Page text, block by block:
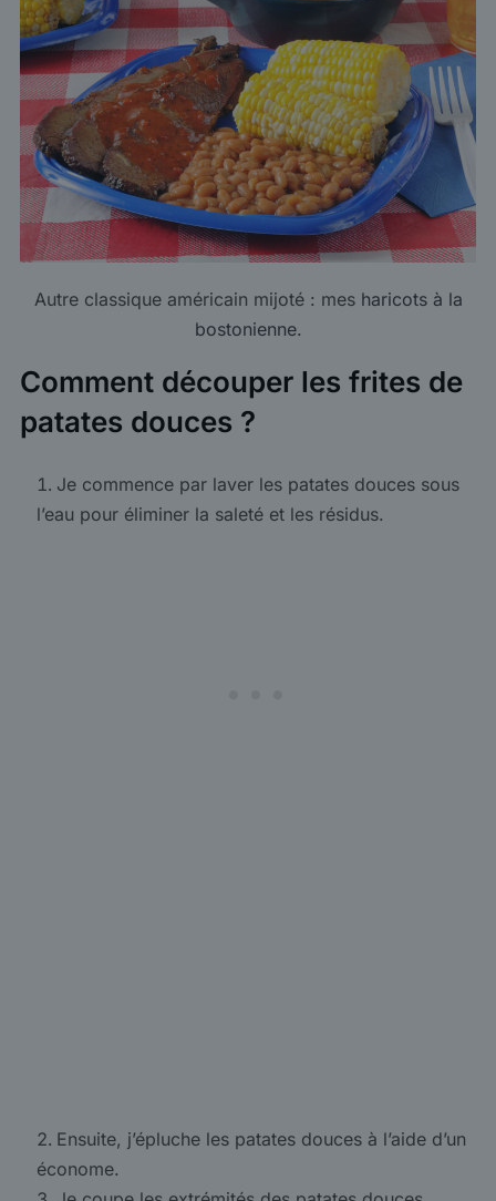
Autre classique américain mijoté : mes haricots à la
bostonienne.
Comment découper les frites de
patates douces ?
Je commence par laver les patates douces sous
l’eau pour éliminer la saleté et les résidus.
Ensuite, j’épluche les patates douces à l’aide d’un
économe.